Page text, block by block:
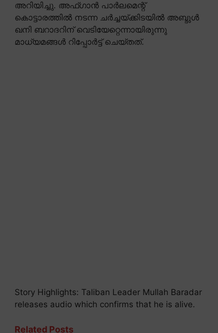
അറിയിച്ചു. അഫ്ഗാൻ പാർലമെന്റ്
കൊട്ടാരത്തിൽ നടന്ന ചർച്ചയ്ക്കിടയിൽ അബ്ദുൾ
ഖനി ബറാദറിന് വെടിയേറ്റെന്നായിരുന്നു
മാധ്യമങ്ങൾ റിപ്പോർട്ട് ചെയ്തത്.
Story Highlights: Taliban Leader Mullah Baradar
releases audio which confirms that he is alive.
Related Posts